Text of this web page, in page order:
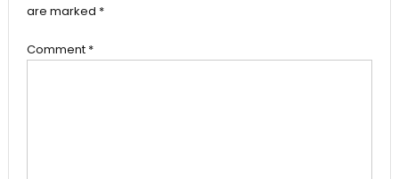
are marked *
Comment *